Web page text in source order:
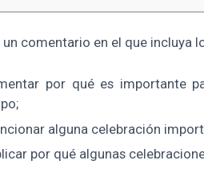
un comentario en el que incluya
por qué es importante
alguna celebración
por qué algunas